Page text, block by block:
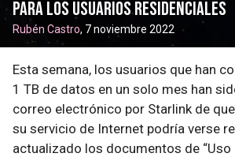
para los usuarios residenciales
Rubén Castro, 7 noviembre 2022
Esta semana, los usuarios que han
1 TB de datos en un solo mes han
correo electrónico por Starlink de
su servicio de Internet podría verse
actualizado los documentos de “Uso